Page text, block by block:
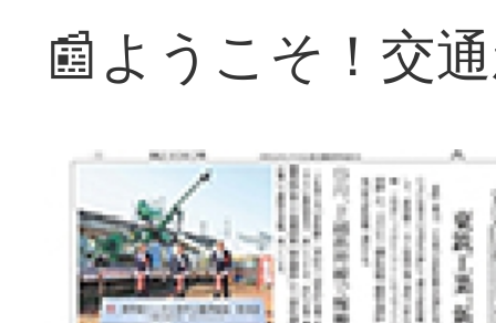
📰ようこそ！交